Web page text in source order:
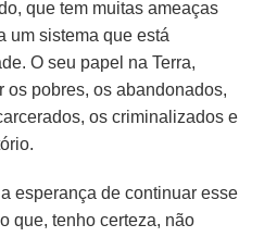
que tem muitas ameaças
um sistema que está
O seu papel na Terra,
os pobres, os abandonados,
os criminalizados e
esperança de continuar esse
que, tenho certeza, não